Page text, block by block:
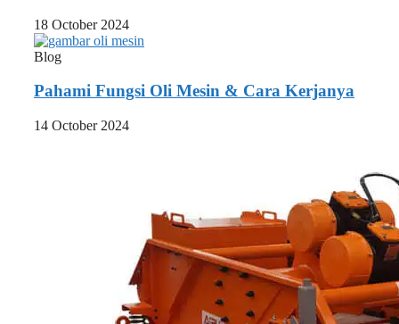
18 October 2024
Blog
Pahami Fungsi Oli Mesin & Cara Kerjanya
14 October 2024